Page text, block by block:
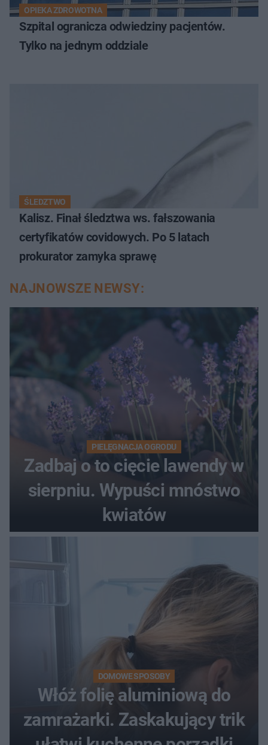
OPIEKA ZDROWOTNA
Szpital ogranicza odwiedziny pacjentów.
Tylko na jednym oddziale
ŚLEDZTWO
Kalisz. Finał śledztwa ws. fałszowania
certyfikatów covidowych. Po 5 latach
prokurator zamyka sprawę
NAJNOWSZE NEWSY:
PIELĘGNACJA OGRODU
Zadbaj o to cięcie lawendy w
sierpniu. Wypuści mnóstwo
kwiatów
DOMOWE SPOSOBY
Włóż folię aluminiową do
zamrażarki. Zaskakujący trik